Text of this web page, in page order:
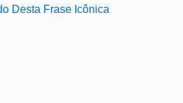
Desta Frase Icônica